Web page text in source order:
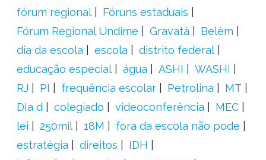
fórum regional
Fóruns estaduais
Fórum Regional Undime
Gravatá
Belém
dia da escola
escola
distrito federal
educação especial
água ASHI
WASHI
RJ
PI frequência escolar Petrolina
MT
DIa d
colegiado videoconferência
MEC
lei
250mil 18M
fora da escola não pode
estratégia
direitos
IDH